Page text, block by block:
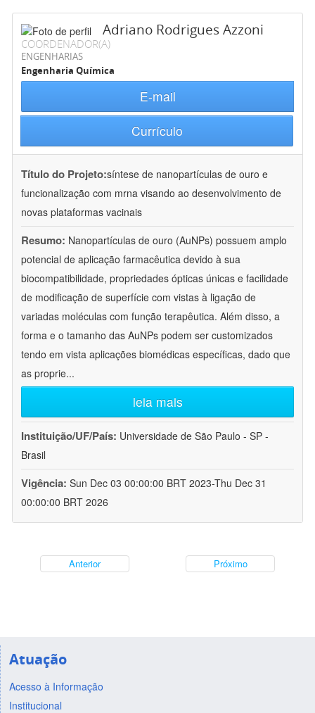
Adriano Rodrigues Azzoni
COORDENADOR(A)
ENGENHARIAS
Engenharia Química
E-mail
Currículo
Título do Projeto:síntese de nanopartículas de ouro e
funcionalização com mrna visando ao desenvolvimento de
novas plataformas vacinais
Resumo: Nanopartículas de ouro (AuNPs) possuem amplo
potencial de aplicação farmacêutica devido à sua
biocompatibilidade, propriedades ópticas únicas e facilidade
de modificação de superfície com vistas à ligação de
variadas moléculas com função terapêutica. Além disso, a
forma e o tamanho das AuNPs podem ser customizados
tendo em vista aplicações biomédicas específicas, dado que
as proprie...
leia mais
Instituição/UF/País: Universidade de São Paulo - SP -
Brasil
Vigência: Sun Dec 03 00:00:00 BRT 2023-Thu Dec 31
00:00:00 BRT 2026
Anterior Próximo
Atuação
Acesso à Informação
Institucional